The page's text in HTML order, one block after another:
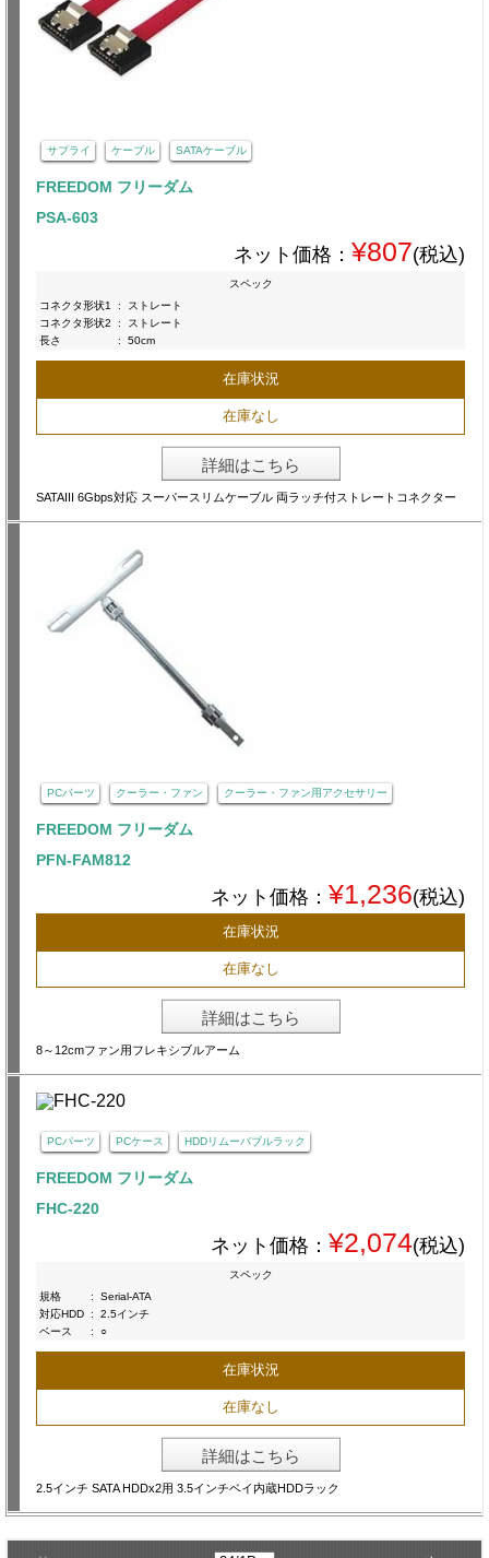
サプライ ケーブル SATAケーブル
FREEDOM フリーダム
PSA-603
ネット価格： ¥807(税込)
スペック
コネクタ形状1
:
ストレート
コネクタ形状2
:
ストレート
長さ
: 50cm
在庫状況
在庫なし
詳細はこちら
SATAIII 6Gbps対応 スーパースリムケーブル 両ラッチ付ストレートコネクター
PCパーツ クーラー・ファン クーラー・ファン用アクセサリー
FREEDOM フリーダム
PFN-FAM812
ネット価格： ¥1,236(税込)
在庫状況
在庫なし
詳細はこちら
8～12cmファン用フレキシブルアーム
PCパーツ PCケース HDDリムーバブルラック
FREEDOM フリーダム
FHC-220
ネット価格： ¥2,074(税込)
スペック
規格
:
Serial-ATA
対応HDD :
2.5インチ
ベース
: ○
在庫状況
在庫なし
詳細はこちら
2.5インチ SATA HDDx2用 3.5インチベイ内蔵HDDラック